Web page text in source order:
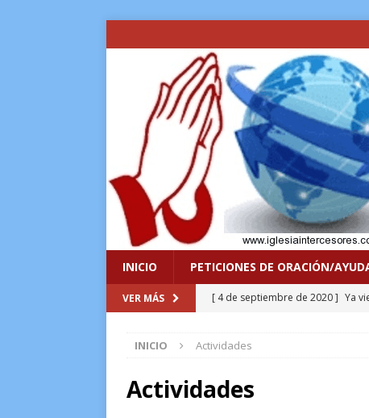
INICIO PETICIONES DE ORACIÓN/
VER MÁS [ 4 de septiembre de 2020 ] Ya
[ 8 de enero de 2017 ]
[ 28 de junio de 2016 ]
INICIO Actividades
Actividades